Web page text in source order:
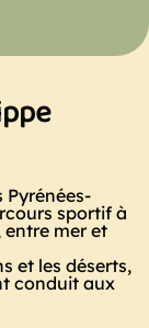
sportif à
entre mer et
et les déserts,
conduit aux